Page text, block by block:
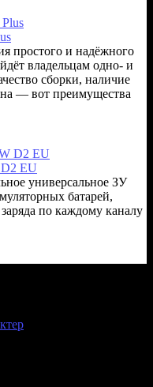
простого и надёжного
владельцам одно- и
сборки, наличие
— вот преимущества
EU
универсальное ЗУ
батарей,
по каждому каналу